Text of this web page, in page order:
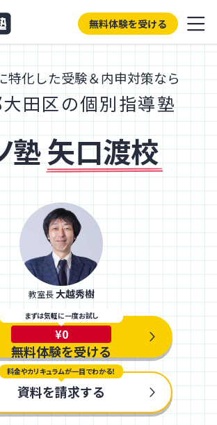
無料体験を受ける
田区の個別指導塾
塾矢口渡校
特化した受験＆内申対策なら
まずは気軽に一度お試し
¥0
無料体験を受ける
料金やカリキュラムが一目でわかる！
資料を請求する
教室長大越秀樹